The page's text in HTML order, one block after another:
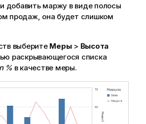
добавить маржу в виде полосы
продаж, она будет слишком
выберите Меры> Высота
раскрывающегося списка
%в качестве меры.